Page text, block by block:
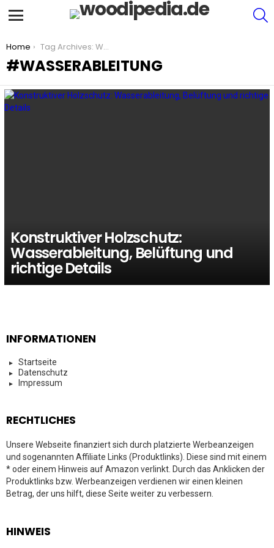
You are here:
Home Tag Archives: Wasserableitung
WASSERABLEITUNG
LATEST
Konstruktiver Holzschutz:
Wasserableitung, Belüftung und
richtige Details
INFORMATIONEN
Startseite
Datenschutz
Impressum
RECHTLICHES
Unsere Webseite finanziert sich durch platzierte Werbeanzeigen
und sogenannten Affiliate Links (Produktlinks). Diese sind mit einem
* oder einem Hinweis auf Amazon verlinkt. Durch das Anklicken der
Produktlinks bzw. Werbeanzeigen verdienen wir einen kleinen
Betrag, der uns hilft, diese Seite weiter zu verbessern.
HINWEIS